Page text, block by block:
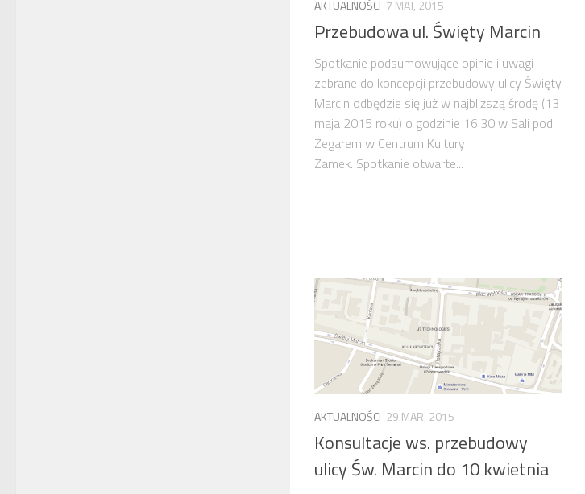
AKTUALNOŚCI 7 MAJ, 2015
Przebudowa ul. Święty Marcin
Spotkanie podsumowujące opinie i uwagi
zebrane do koncepcji przebudowy ulicy Święty
Marcin odbędzie się już w najbliższą środę (13
maja 2015 roku) o godzinie 16:30 w Sali pod
Zegarem w Centrum Kultury
Zamek. Spotkanie otwarte...
AKTUALNOŚCI 29 MAR, 2015
Konsultacje ws. przebudowy
ulicy Św. Marcin do 10 kwietnia